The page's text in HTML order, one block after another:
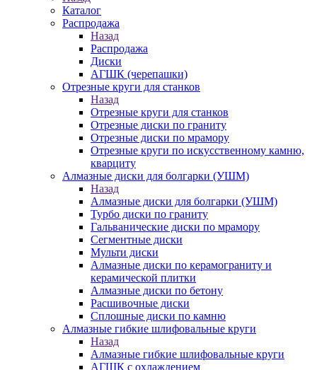
Каталог
Распродажа
Назад
Распродажа
Диски
АГШК (черепашки)
Отрезные круги для станков
Назад
Отрезные круги для станков
Отрезные диски по граниту
Отрезные диски по мрамору
Отрезные круги по искусственному камню,
кварциту
Алмазные диски для болгарки (УШМ)
Назад
Алмазные диски для болгарки (УШМ)
Турбо диски по граниту
Гальванические диски по мрамору
Сегментные диски
Мульти диски
Алмазные диски по керамограниту и
керамической плитки
Алмазные диски по бетону
Расшивочные диски
Сплошные диски по камню
Алмазные гибкие шлифовальные круги
Назад
Алмазные гибкие шлифовальные круги
АГШК с охлаждением